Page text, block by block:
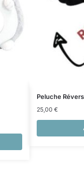
Peluche
25,00 €